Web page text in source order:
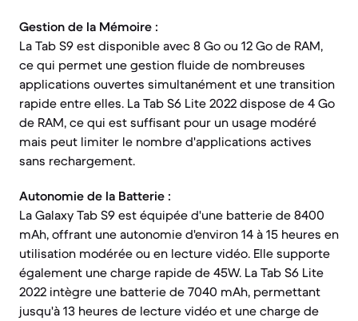
Gestion de la Mémoire :
La Tab S9 est disponible avec 8 Go ou 12 Go de RAM,
ce qui permet une gestion fluide de nombreuses
applications ouvertes simultanément et une transition
rapide entre elles. La Tab S6 Lite 2022 dispose de 4 Go
de RAM, ce qui est suffisant pour un usage modéré
mais peut limiter le nombre d'applications actives
sans rechargement.
Autonomie de la Batterie :
La Galaxy Tab S9 est équipée d'une batterie de 8400
mAh, offrant une autonomie d'environ 14 à 15 heures en
utilisation modérée ou en lecture vidéo. Elle supporte
également une charge rapide de 45W. La Tab S6 Lite
2022 intègre une batterie de 7040 mAh, permettant
jusqu'à 13 heures de lecture vidéo et une charge de